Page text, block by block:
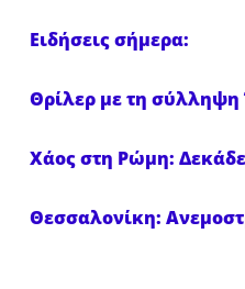
Ειδήσεις σήμερα:
Θρίλερ με τη σύλληψη
Χάος στη Ρώμη:
Θεσσαλονίκη: